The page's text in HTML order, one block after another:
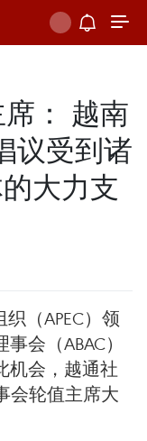
： 越南
议受到诸
大力支
织（APEC）领
会（ABAC）
机会，越通社
会轮值主席大